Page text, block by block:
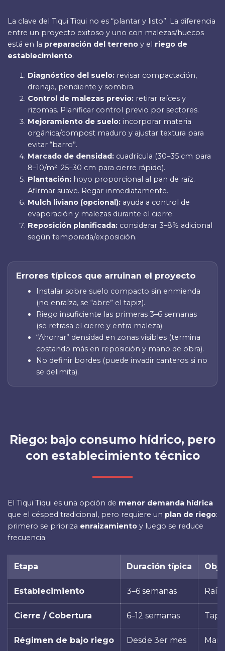
La clave del Tiqui Tiqui no es “plantar y listo”. La diferencia
entre un proyecto exitoso y uno con malezas/huecos
está en la preparación del terreno y el riego de
establecimiento.
Diagnóstico del suelo: revisar compactación,
drenaje, pendiente y sombra.
Control de malezas previo: retirar raíces y
rizomas. Planificar control previo por sectores.
Mejoramiento de suelo: incorporar materia
orgánica/compost maduro y ajustar textura para
evitar “barro”.
Marcado de densidad: cuadrícula (30–35 cm para
8–10/m²; 25–30 cm para cierre rápido).
Plantación: hoyo proporcional al pan de raíz.
Afirmar suave. Regar inmediatamente.
Mulch liviano (opcional): ayuda a control de
evaporación y malezas durante el cierre.
Reposición planificada: considerar 3–8% adicional
según temporada/exposición.
Errores típicos que arruinan el proyecto
Instalar sobre suelo compacto sin enmienda
(no enraíza, se “abre” el tapiz).
Riego insuficiente las primeras 3–6 semanas
(se retrasa el cierre y entra maleza).
“Ahorrar” densidad en zonas visibles (termina
costando más en reposición y mano de obra).
No definir bordes (puede invadir canteros si no
se delimita).
Riego: bajo consumo hídrico, pero
con establecimiento técnico
El Tiqui Tiqui es una opción de menor demanda hídrica
que el césped tradicional, pero requiere un plan de riego:
primero se prioriza enraizamiento y luego se reduce
frecuencia.
Etapa Duración típica
Establecimiento 3–6 semanas Raíz
Cierre / Cobertura 6–12 semanas
Régimen de bajo riego Desde 3er mes